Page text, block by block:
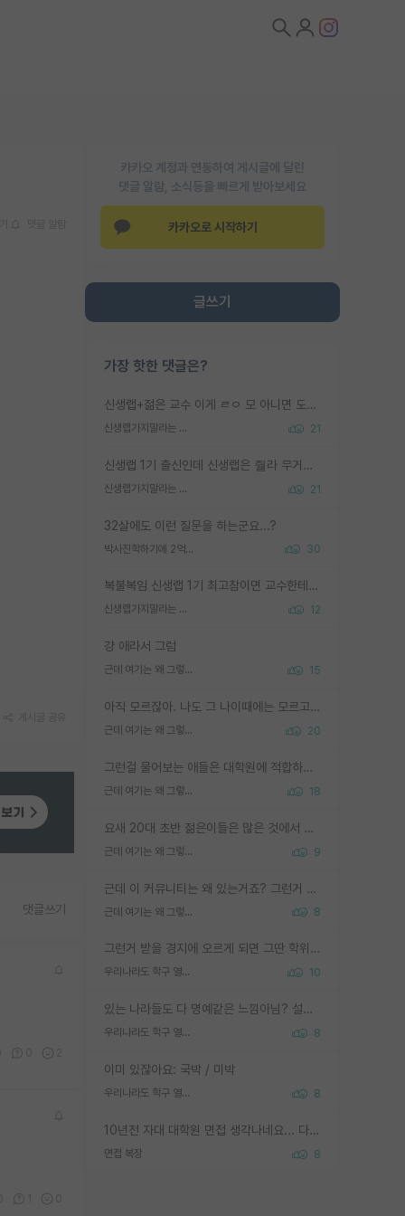
카카오 계정과 연동하여 게시글에 달린
댓글 알람, 소식등을 빠르게 받아보세요
카카오로 시작하기
글쓰기
가장 핫한 댓글은?
신생랩+젊은 교수 이게 ㄹㅇ 모 아니면 도인듯.
신생랩가지말라는 이유가 있었구나 21
신생랩 1기 출신인데 신생랩은 줠라 무거운 바벨 같은거임. 들면 대박인데 못들면 깔려 죽음. 아무도 알려주지 않는 환경에서 자생해야하지만, 일단 살아남았다면 그 어떤 사람보다 악착같고 생존력 높은 사람으로 거듭날 수 있음
신생랩가지말라는 이유가 있었구나 21
32살에도 이런 질문을 하는군요...?
박사진학하기에 2억은 괜찮은 (?) 정도의 경제력인가요 30
복불복임 신생랩 1기 최고참이면 교수한테 직접 지도받는 시간이 매우 많음 제대로 된 교수라면 말이지 그게 아니라면 그냥 넌 해방 불가능한 노예 1호에 감점쓰레기통이 되는거고
신생랩가지말라는 이유가 있었구나 12
걍 애라서 그럼
근데 여기는 왜 그렇게 SPK를 물어보는거임? 15
아직 모르잖아. 나도 그 나이때에는 모르고 평가 받고 안심하고 싶었어.
근데 여기는 왜 그렇게 SPK를 물어보는거임? 20
그런걸 물어보는 애들은 대학원에 적합하지 않다
근데 여기는 왜 그렇게 SPK를 물어보는거임? 18
요새 20대 초반 젊은이들은 많은 것에서 가성비를 따지더라고요. 내가 이 정도 인풋을 넣었을 때 그만큼 아웃풋이 나올 것인가? 사실 아웃풋이 인풋 대비 리니어하게 나오지 않는 영역을 시도하기 싫어한다는 느낌입니다.
근데 여기는 왜 그렇게 SPK를 물어보는거임? 9
근데 이 커뮤니티는 왜 있는거죠? 그런거 쉽게 물어볼수있어서 있는거 아닌가요? 그렇게 보기 싫으면 커뮤니티도 하지마시지 그러면
근데 여기는 왜 그렇게 SPK를 물어보는거임? 8
그런거 받을 경지에 오르게 되면 그딴 학위명이 필요없음
우리나라도 학구 열풍보면 Higher Doctorate 학위가 필요하다고 봅니다. 10
있는 나라들도 다 명예같은 느낌아님? 설마 박사끼리 등급나눠서 학위수여하자 같은 헛소리는 아니지? ㅋㅋ
우리나라도 학구 열풍보면 Higher Doctorate 학위가 필요하다고 봅니다. 8
이미 있잖아요: 국박 / 미박
우리나라도 학구 열풍보면 Higher Doctorate 학위가 필요하다고 봅니다. 8
10년전 자대 대학원 면접 생각나네요... 다들 양복에 넥타이까지 하고 갔더니, 국회의원 출마하냐고 놀리셨던. (면접질문내용: 증명사진에선 두상이 계란형인데, 실제론 그렇지 않다. 증명사진이 뭘 증명하고 있는거냐)ㅋㅋㅋㅋ
면접 복장 8
댓글쓰기